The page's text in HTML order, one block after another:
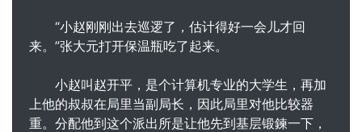
“小赵刚刚出去巡逻了，估计得好一会儿才回
来。”张大元打开保温瓶吃了起来。
小赵叫赵开平，是个计算机专业的大学生，再加
上他的叔叔在局里当副局长，因此局里对他比较器
重。分配他到这个派出所是让他先到基层锻鍊一下，